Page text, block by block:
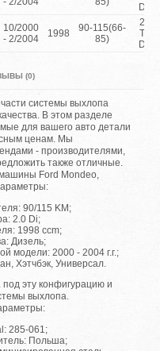
10/2000
- 2/2004
1998
90-115(66-
85)
2.0
(0)
системы выхлопа
В этом разделе
для вашего авто детали
ценам. Мы
- производителями,
также отличные.
Ford Mondeo,
90/115 KM;
2.0 Di;
1998 ccm;
Дизель;
модели: 2000 - 2004 г.г.;
Хэтчбэк, Универсал.
под эту конфигурацию и
выхлопа.
285-061;
Польша;